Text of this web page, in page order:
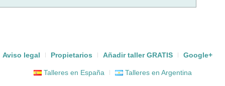
Aviso legal Propietarios Añadir taller GRATIS Google+
Talleres en España Talleres en Argentina